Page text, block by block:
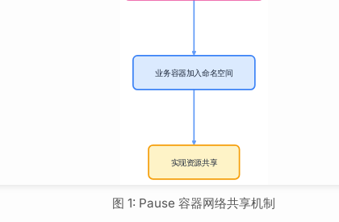
图 1: Pause 容器网络共享机制